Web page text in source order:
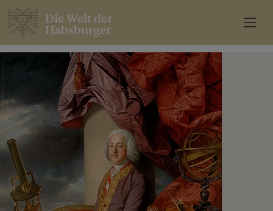
Die Welt der
Habsburger